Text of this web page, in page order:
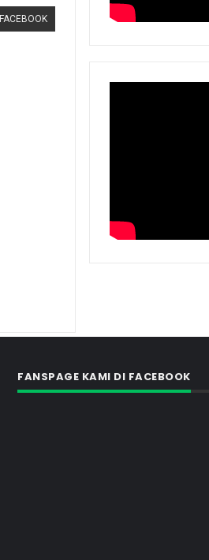
FACEBOOK
FANSPAGE KAMI DI FACEBOOK